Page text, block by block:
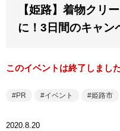
【姫路】着物クリ
に！3日間のキャ
このイベントは終了しまし
PR イベント 姫路市
2020.8.20